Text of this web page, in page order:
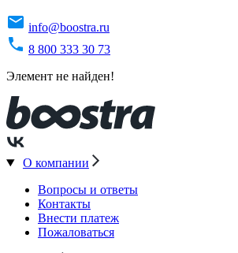
info@boostra.ru
8 800 333 30 73
Элемент не найден!
О компании
Вопросы и ответы
Контакты
Внести платеж
Пожаловаться